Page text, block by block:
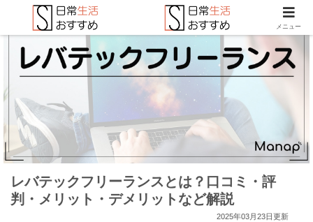
レバテックフリーランスとは？口コミ・評
判・メリット・デメリットなど解説
2025年03月23日更新
メニュー